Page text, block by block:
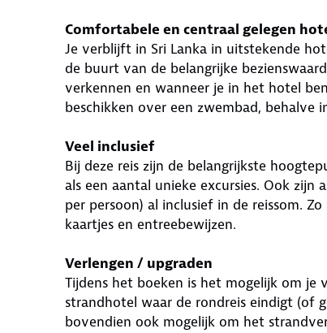
Comfortabele en centraal gelegen
Je verblijft in Sri Lanka in uitstekende
de buurt van de belangrijke
verkennen en wanneer je in het hotel
beschikken over een zwembad, behalve
Veel inclusief
Bij deze reis zijn de belangrijkste
als een aantal unieke excursies. Ook zijn
per persoon) al inclusief in de reissom.
kaartjes en entreebewijzen.
Verlengen / upgraden
Tijdens het boeken is het mogelijk om
strandhotel waar de rondreis eindigt (of
bovendien ook mogelijk om het